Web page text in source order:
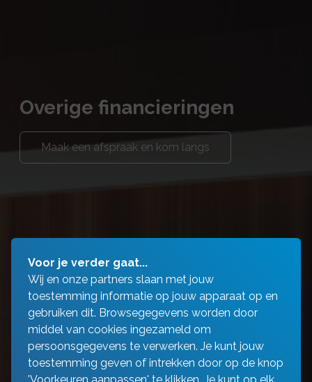
Overige financieringen
Maak een afspraak en kom langs
Voor je verder gaat...
Wij en onze partners slaan met jouw
toestemming informatie op jouw apparaat op en
gebruiken dit. Browsegegevens worden door
middel van cookies ingezameld om
persoonsgegevens te verwerken. Je kunt jouw
toestemming geven of intrekken door op de knop
'Voorkeuren aanpassen' te klikken. Je kunt op elk